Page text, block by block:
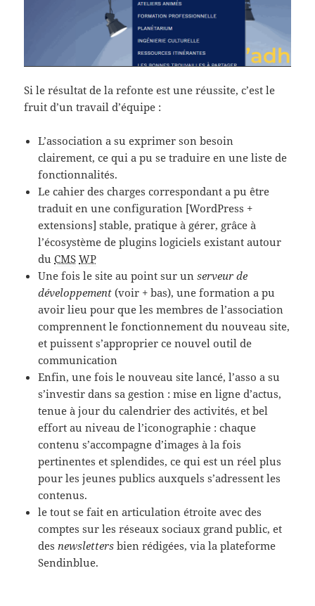
Si le résultat de la refonte est une réussite, c’est le
fruit d’un travail d’équipe :
L’association a su exprimer son besoin
clairement, ce qui a pu se traduire en une liste de
fonctionnalités.
Le cahier des charges correspondant a pu être
traduit en une configuration [WordPress +
extensions] stable, pratique à gérer, grâce à
l’écosystème de plugins logiciels existant autour
duCMS WP
Une fois le site au point sur unserveur de
développement (voir + bas), une formation a pu
avoir lieu pour que les membres de l’association
comprennent le fonctionnement du nouveau site,
et puissent s’approprier ce nouvel outil de
communication
Enfin, une fois le nouveau site lancé, l’asso a su
s’investir dans sa gestion : mise en ligne d’actus,
tenue à jour du calendrier des activités, et bel
effort au niveau de l’iconographie : chaque
contenu s’accompagne d’images à la fois
pertinentes et splendides, ce qui est un réel plus
pour les jeunes publics auxquels s’adressent les
contenus.
le tout se fait en articulation étroite avec des
comptes sur les réseaux sociaux grand public, et
desnewslettersbien rédigées, via la plateforme
Sendinblue.